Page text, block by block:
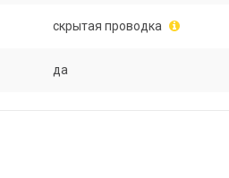
скрытая проводка
да